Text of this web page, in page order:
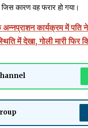
कारण वह फरार हो गया।
कार्यक्रम में पति
में देखा, गोली मारी फिर